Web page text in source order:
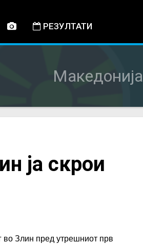
РЕЗУЛТАТИ
Македонија
ја скрои
во Злин пред утрешниот прв